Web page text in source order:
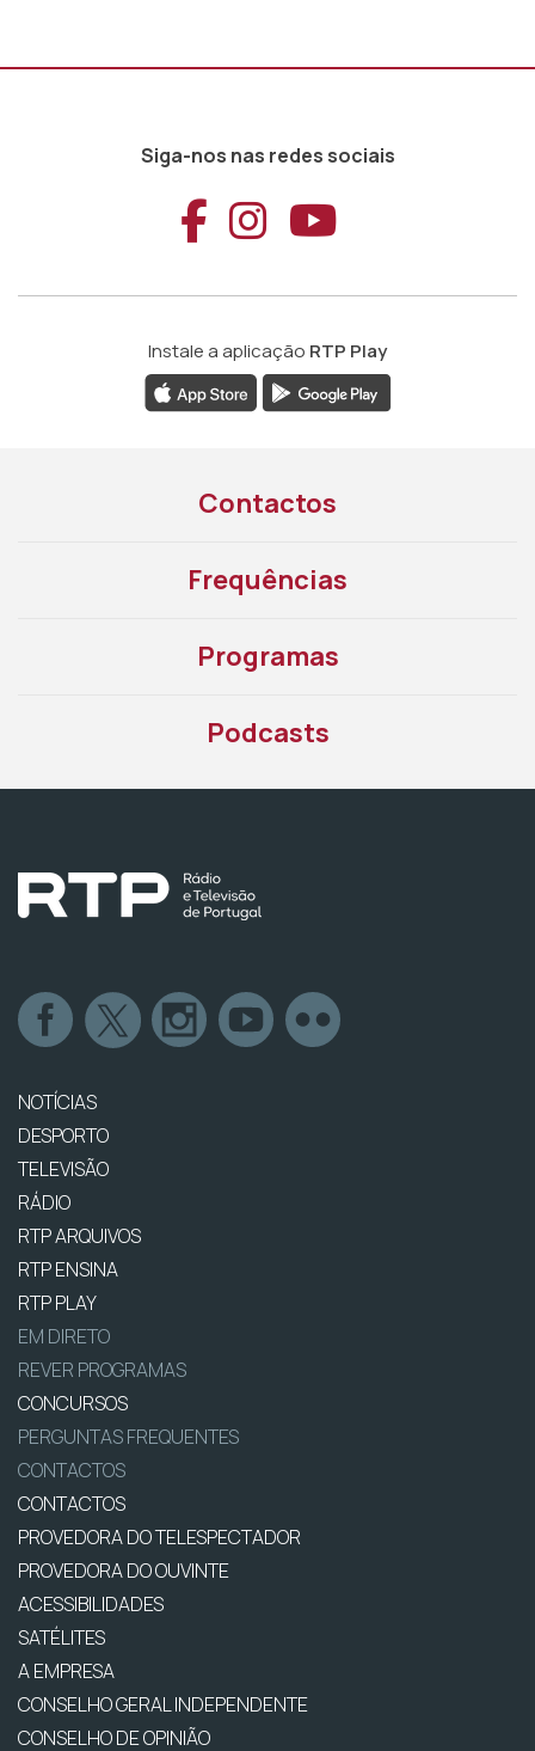
Siga-nos nas redes sociais
Aceder ao
Aceder ao
Aceder
Instale a aplicação RTP Play
Contactos
Frequências
Programas
Podcasts
NOTÍCIAS
DESPORTO
TELEVISÃO
RÁDIO
RTP ARQUIVOS
RTP ENSINA
RTP PLAY
EM DIRETO
REVER PROGRAMAS
CONCURSOS
PERGUNTAS FREQUENTES
CONTACTOS
CONTACTOS
PROVEDORA DO TELESPECTADOR
PROVEDORA DO OUVINTE
ACESSIBILIDADES
SATÉLITES
A EMPRESA
CONSELHO GERAL INDEPENDENTE
CONSELHO DE OPINIÃO